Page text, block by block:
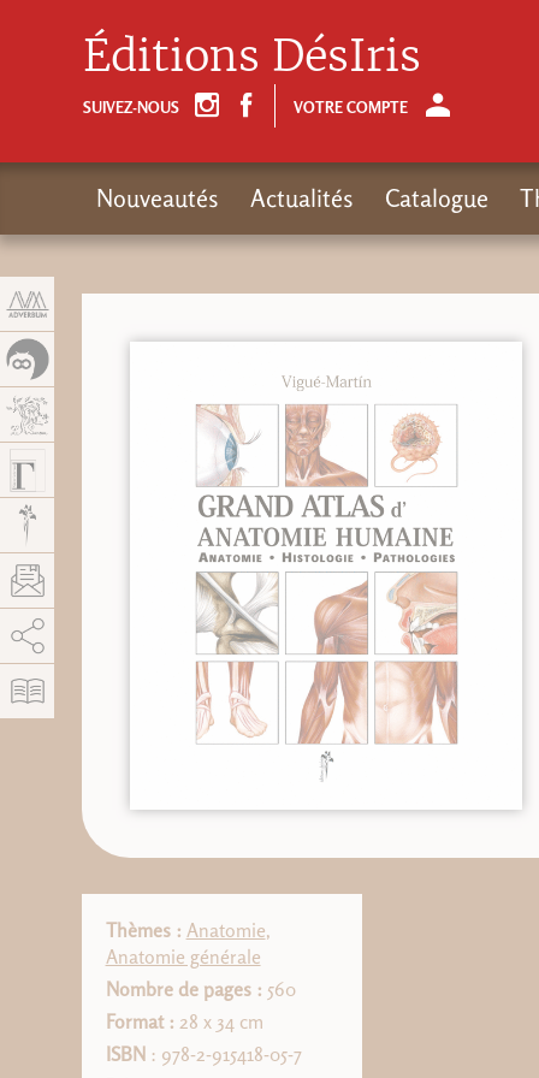
Thèmes : Anatomie,
Anatomie générale
Nombre de pages : 560
Format : 28 x 34 cm
ISBN : 978-2-915418-05-7
Éditions DésIris
SUIVEZ-NOUS VOTRE COMPTE
Nouveautés Actualités Catalogue
AddThis est désactivé. Autoriser